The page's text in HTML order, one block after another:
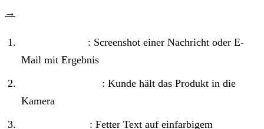
→
: Screenshot einer Nachricht oder E-
Mail mit Ergebnis
: Kunde hält das Produkt in die
Kamera
: Fetter Text auf einfarbigem